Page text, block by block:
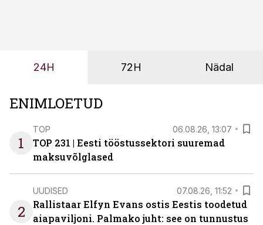
24H 72H Nädal
ENIMLOETUD
1
TOP 06.08.26, 13:07
TOP 231 | Eesti tööstussektori suuremad
maksuvõlglased
2
UUDISED 07.08.26, 11:52
Rallistaar Elfyn Evans ostis Eestis toodetud
aiapaviljoni. Palmako juht: see on tunnustus